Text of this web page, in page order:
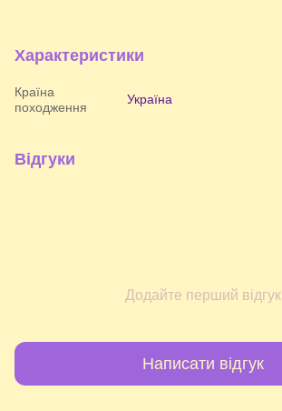
Характеристики
Країна
походження
Україна
Відгуки
Додайте перший відгук
Написати відгук